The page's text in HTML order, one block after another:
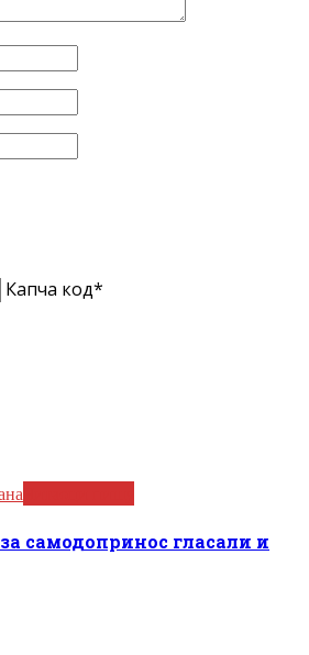
Капча код*
самодопринос гласали и